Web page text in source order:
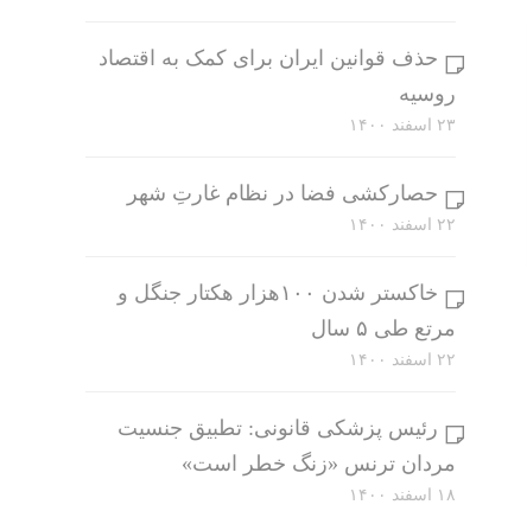
حذف قوانین ایران برای کمک به اقتصاد
روسیه
۲۳ اسفند ۱۴۰۰
حصارکشی فضا در نظام غارتِ شهر
۲۲ اسفند ۱۴۰۰
خاکستر شدن ۱۰۰هزار هکتار جنگل و
مرتع طی ۵ سال
۲۲ اسفند ۱۴۰۰
رئیس پزشکی قانونی: تطبیق جنسیت
مردان ترنس «زنگ خطر است»
۱۸ اسفند ۱۴۰۰